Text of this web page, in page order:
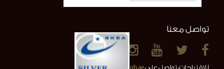
تواصل معنا
للاقتراحات، تواصل علىinfo@alainclub.ae